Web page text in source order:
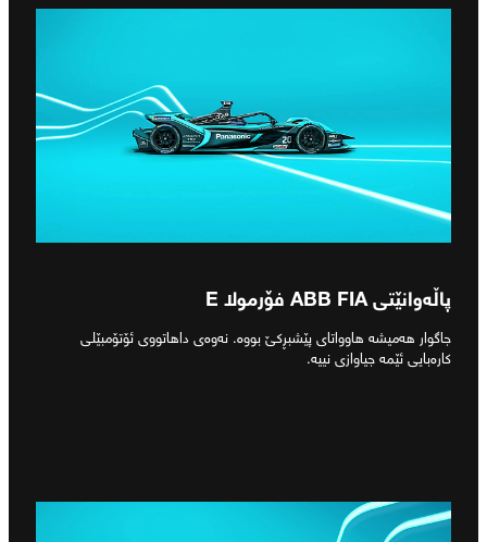
پاڵەوانێتی ABB FIA فۆرمولا E
جاگوار هەمیشە هاوواتای پێشبڕکێ بووە. نەوەی داهاتووی ئۆتۆمبێلی
کارەبایی ئێمە جیاوازی نییە.